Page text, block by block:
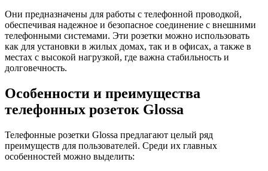
Они предназначены для работы с телефонной проводкой,
обеспечивая надежное и безопасное соединение с внешними
телефонными системами. Эти розетки можно использовать
как для установки в жилых домах, так и в офисах, а также в
местах с высокой нагрузкой, где важна стабильность и
долговечность.
Особенности и преимущества
телефонных розеток Glossa
Телефонные розетки Glossa предлагают целый ряд
преимуществ для пользователей. Среди их главных
особенностей можно выделить: